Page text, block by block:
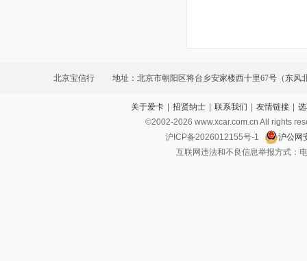
北京宝信行 地址：北京市朝阳区将台乡安家楼西十里67号（东风
关于爱卡 招贤纳士 联系我们 友情链接
©2002-2026 www.xcar.com.cn All rights
沪ICP备2026012155号-1
沪公网
互联网违法和不良信息举报方式：